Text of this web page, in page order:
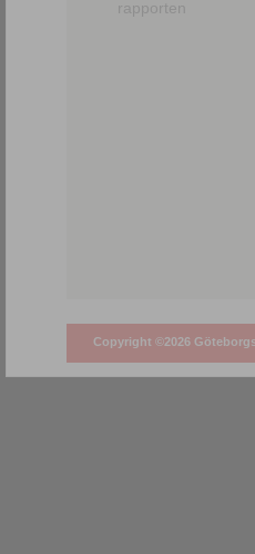
rapporten
Copyright ©2026